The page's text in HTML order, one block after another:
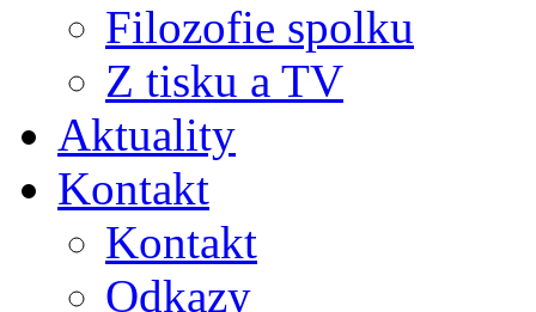
Filozofie spolku
Z tisku a TV
Aktuality
Kontakt
Kontakt
Odkazy